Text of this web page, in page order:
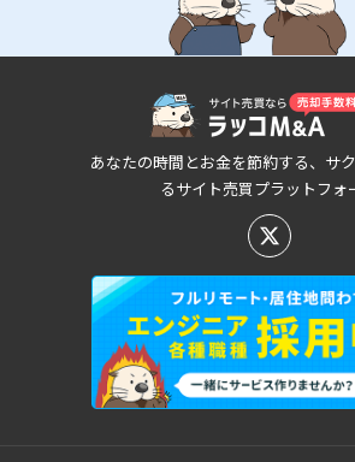
あなたの時間とお金を節約する、サ
るサイト売買プラットフォ